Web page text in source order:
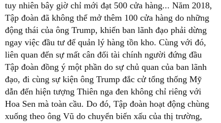
tuy nhiên bây giờ chỉ mới đạt 500 cửa hàng... Năm 2018,
Tập đoàn đã không thể mở thêm 100 cửa hàng do những
động thái của ông Trump, khiến ban lãnh đạo phải dừng
ngay việc đầu tư để quản lý hàng tồn kho. Cùng với đó,
liên quan đến sự mất cân đối tài chính người đứng đầu
Tập đoàn đồng ý một phần do sự chủ quan của ban lãnh
đạo, đi cùng sự kiện ông Trump đắc cử tổng thống Mỹ
dẫn đến hiện tượng Thiên nga đen không chỉ riêng với
Hoa Sen mà toàn cầu. Do đó, Tập đoàn hoạt động chùng
xuống theo ông Vũ do chuyển biến xấu của thị trường,